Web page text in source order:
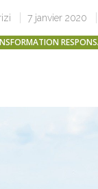
7 janvier 2020